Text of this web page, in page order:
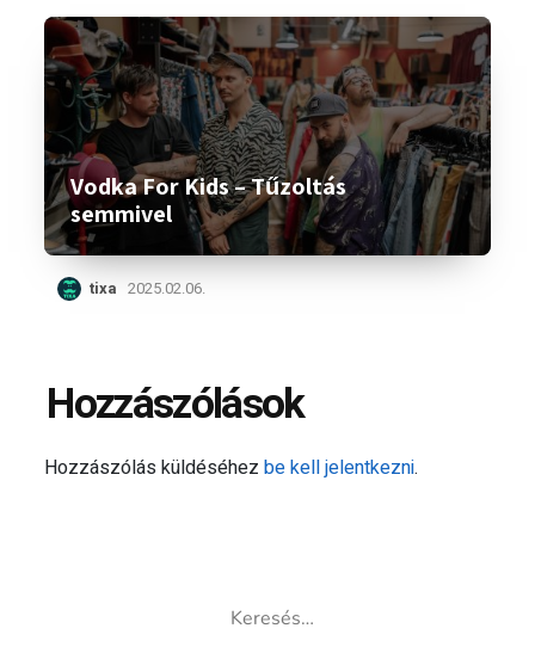
Vodka For Kids – Tűzoltás
semmivel
tixa 2025.02.06.
Hozzászólások
Hozzászólás küldéséhezbe kell jelentkezni.